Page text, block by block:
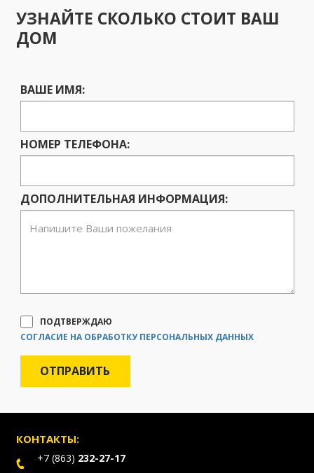
УЗНАЙТЕ СКОЛЬКО СТОИТ ВАШ
ДОМ
ВАШЕ ИМЯ:
НОМЕР ТЕЛЕФОНА:
ДОПОЛНИТЕЛЬНАЯ ИНФОРМАЦИЯ:
ПОДТВЕРЖДАЮ
СОГЛАСИЕ НА ОБРАБОТКУ ПЕРСОНАЛЬНЫХ ДАННЫХ
КОНТАКТЫ:
+7 (863) 232-27-17